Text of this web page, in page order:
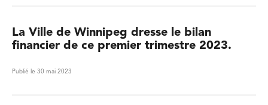
La Ville de Winnipeg dresse le bilan
financier de ce premier trimestre 2023.
Publié le 30 mai 2023